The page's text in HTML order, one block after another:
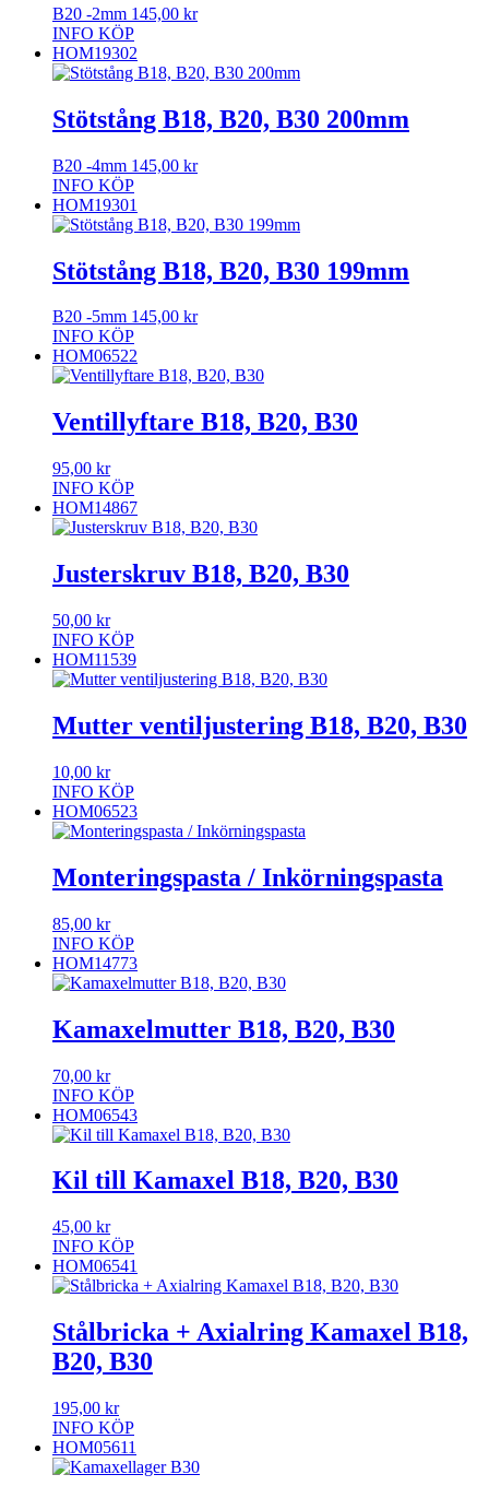
B20 -2mm 145,00 kr
INFO KÖP
HOM19302
Stötstång B18, B20, B30 200mm
B20 -4mm 145,00 kr
INFO KÖP
HOM19301
Stötstång B18, B20, B30 199mm
B20 -5mm 145,00 kr
INFO KÖP
HOM06522
Ventillyftare B18, B20, B30
95,00 kr
INFO KÖP
HOM14867
Justerskruv B18, B20, B30
50,00 kr
INFO KÖP
HOM11539
Mutter ventiljustering B18, B20, B30
10,00 kr
INFO KÖP
HOM06523
Monteringspasta / Inkörningspasta
85,00 kr
INFO KÖP
HOM14773
Kamaxelmutter B18, B20, B30
70,00 kr
INFO KÖP
HOM06543
Kil till Kamaxel B18, B20, B30
45,00 kr
INFO KÖP
HOM06541
Stålbricka + Axialring Kamaxel B18,
B20, B30
195,00 kr
INFO KÖP
HOM05611